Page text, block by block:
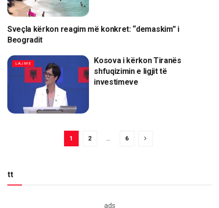
LAJME
Sveçla kërkon reagim më konkret: “demaskim” i
Beogradit
LAJME
Kosova i kërkon Tiranës
shfuqizimin e ligjit të
investimeve
1 2 … 6
tt
ads